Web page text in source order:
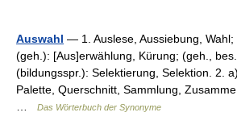
Auswahl — 1. Auslese, Aussiebung, Wahl;
(geh.): [Aus]erwählung, Kürung; (geh.,
(bildungsspr.): Selektierung, Selektion. 2.
Palette, Querschnitt, Sammlung,
Das Wörterbuch der Synonyme